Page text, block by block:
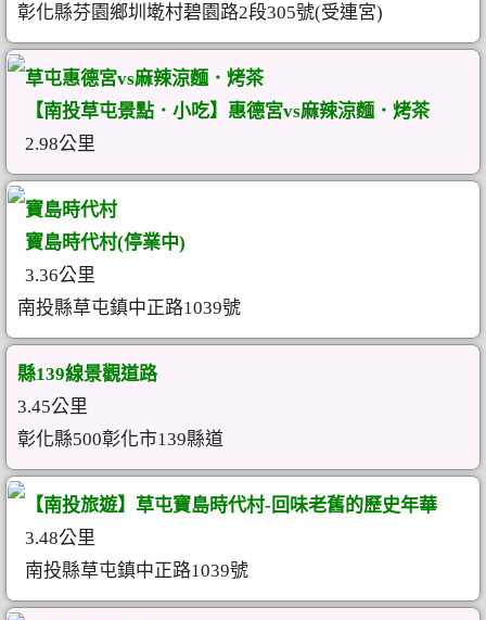
彰化縣芬園鄉圳墘村碧園路2段305號(受連宮)
草屯惠德宮vs麻辣涼麵．烤茶
【南投草屯景點．小吃】惠德宮vs麻辣涼麵．烤茶
2.98公里
寶島時代村
寶島時代村(停業中)
3.36公里
南投縣草屯鎮中正路1039號
縣139線景觀道路
3.45公里
彰化縣500彰化市139縣道
【南投旅遊】草屯寶島時代村-回味老舊的歷史年華
3.48公里
南投縣草屯鎮中正路1039號